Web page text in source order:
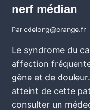
nerf médian
Parcdelong@orange.fr
Le syndrome du
affection
gêne et de
atteint de cette
consulter un